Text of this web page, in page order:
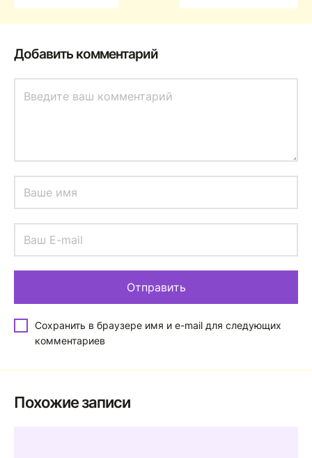
Добавить комментарий
Сохранить в браузере имя и e-mail для следующих
комментариев
Похожие записи